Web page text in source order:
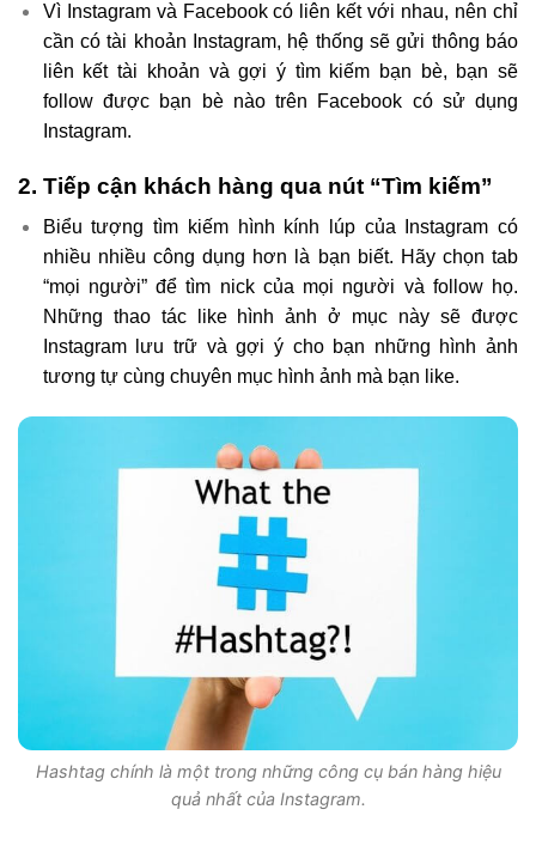
Vì Instagram và Facebook có liên kết với nhau, nên chỉ
cần có tài khoản Instagram, hệ thống sẽ gửi thông báo
liên kết tài khoản và gợi ý tìm kiếm bạn bè, bạn sẽ
follow được bạn bè nào trên Facebook có sử dụng
Instagram.
2. Tiếp cận khách hàng qua nút “Tìm kiếm”
Biểu tượng tìm kiếm hình kính lúp của Instagram có
nhiều nhiều công dụng hơn là bạn biết. Hãy chọn tab
“mọi người” để tìm nick của mọi người và follow họ.
Những thao tác like hình ảnh ở mục này sẽ được
Instagram lưu trữ và gợi ý cho bạn những hình ảnh
tương tự cùng chuyên mục hình ảnh mà bạn like.
Hashtag chính là một trong những công cụ bán hàng hiệu
quả nhất của Instagram.